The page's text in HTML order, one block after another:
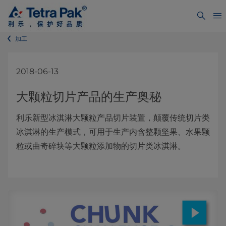
加工
2018-06-13
大颗粒切片产品的生产奥秘
利乐新型冰淇淋大颗粒产品切片装置，颠覆传统切片类
冰淇淋的生产模式，可用于生产内含整颗坚果、水果颗
粒或曲奇碎块等大颗粒添加物的切片类冰淇淋。